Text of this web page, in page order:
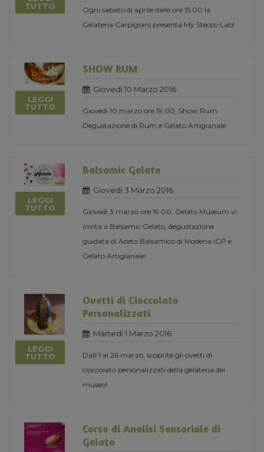
TUTTO
Ogni sabato di aprile dalle ore 15.00 la
Gelateria Carpigiani presenta My Stecco Lab!
LEGGI
TUTTO
SHOW RUM
Giovedi 10 Marzo 2016
Giovedi 10 marzo ore 19.00, Show Rum
Degustazione di Rum e Gelato Artigianale
LEGGI
TUTTO
Balsamic Gelato
Giovedi 3 Marzo 2016
Giovedì 3 marzo ore 19.00, Gelato Museum vi
invita a Balsamic Gelato, degustazione
guidata di Aceto Balsamico di Modena IGP e
Gelato Artigianale!
LEGGI
TUTTO
Ovetti di Cioccolato
Personalizzati
Martedi 1 Marzo 2016
Dall'1 al 26 marzo, scoprite gli ovetti di
cioccolato personalizzati della gelateria del
museo!
Corso di Analisi Sensoriale di
Gelato